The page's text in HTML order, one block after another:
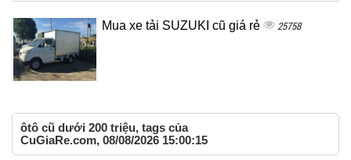
Mua xe tải SUZUKI cũ giá rẻ 25758
ôtô cũ dưới 200 triệu, tags của
CuGiaRe.com, 08/08/2026 15:00:15